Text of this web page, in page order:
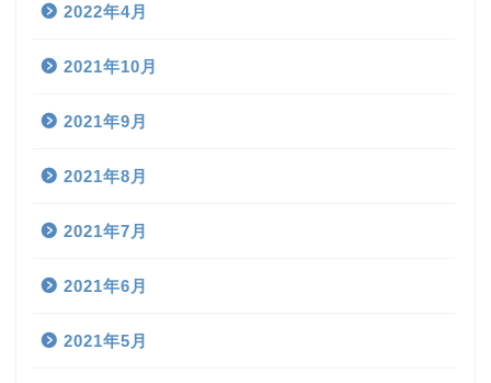
2022年4月
2021年10月
2021年9月
2021年8月
2021年7月
2021年6月
2021年5月